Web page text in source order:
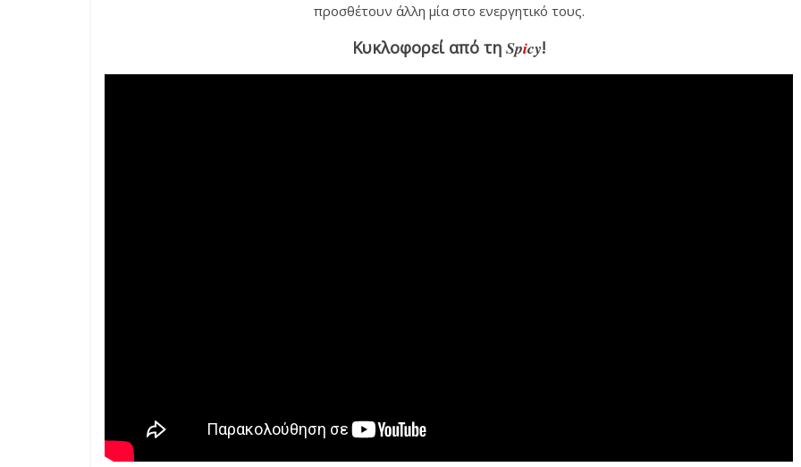
προσθέτουν άλλη μία στο ενεργητικό τους.
Κυκλοφορεί από τη Spicy!